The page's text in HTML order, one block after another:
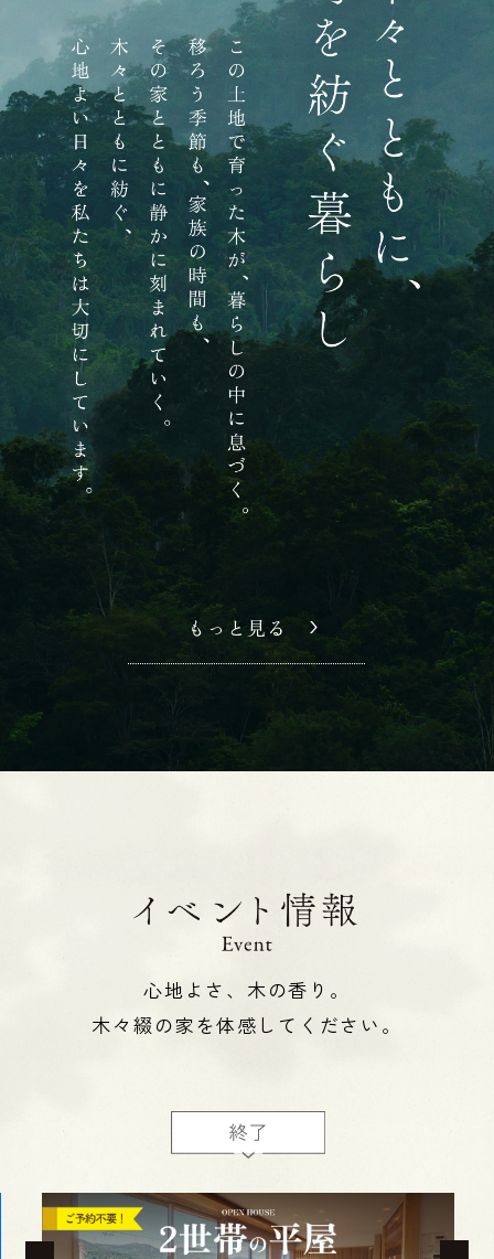
心地よさ、木の香り。
木々綴の家を体感してください。